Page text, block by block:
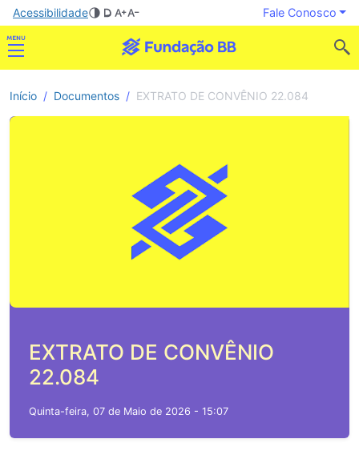
Acessibilidade Fale Conosco
Início Documentos EXTRATO DE CONVÊNIO 22.084
EXTRATO DE CONVÊNIO
22.084
Quinta-feira, 07 de Maio de 2026 - 15:07